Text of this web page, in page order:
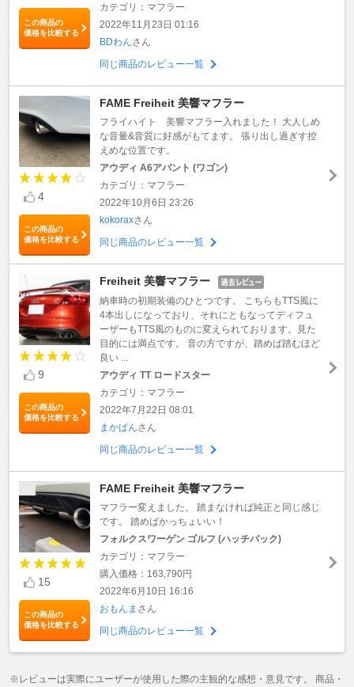
この商品の
価格を比較する
カテゴリ：マフラー
2022年11月23日 01:16
BDわんさん
同じ商品のレビュー一覧
4
この商品の
価格を比較する
FAME Freiheit 美響マフラー
フライハイト 美響マフラー入れました！ 大人しめ
な音量&音質に好感がもてます。 張り出し過ぎす控
えめな位置です。
アウディ A6アバント (ワゴン)
カテゴリ：マフラー
2022年10月6日 23:26
kokoraxさん
同じ商品のレビュー一覧
9
この商品の
価格を比較する
Freiheit 美響マフラー
納車時の初期装備のひとつです。 こちらもTTS風に
4本出しになっており、それにともなってディフュ
ーザーもTTS風のものに変えられております。見た
目的には満点です。 音の方ですが、踏めば踏むほど
良い ...
アウディ TT ロードスター
カテゴリ：マフラー
2022年7月22日 08:01
まかぱんさん
同じ商品のレビュー一覧
15
この商品の
価格を比較する
FAME Freiheit 美響マフラー
マフラー変えました。 踏まなければ純正と同じ感じ
です。 踏めばかっちょいい！
フォルクスワーゲン ゴルフ (ハッチバック)
カテゴリ：マフラー
購入価格：163,790円
2022年6月10日 16:16
おもんま さん
同じ商品のレビュー一覧
※レビューは実際にユーザーが使用した際の主観的な感想・意見です。 商品・